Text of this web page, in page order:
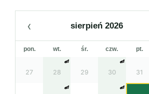
‹ sierpień 2026
pon. wt. śr. czw. pt.
27 28 29 30 31